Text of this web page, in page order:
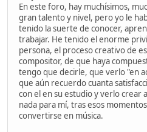
En este foro, hay muchísimos,
gran talento y nivel, pero yo le
tenido la suerte de conocer,
trabajar. He tenido el enorme
persona, el proceso creativo de
compositor, de que haya
tengo que decirle, que verlo "en
que aún recuerdo cuanta
con el en su estudio y verlo crear
nada para mí, tras esos
convertirse en música.